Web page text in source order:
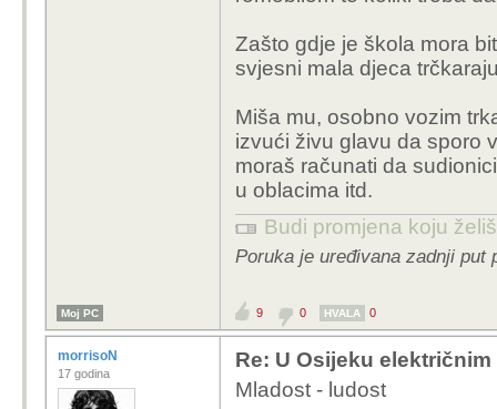
Zašto gdje je škola mora
svjesni mala djeca
Miša mu, osobno vozim
izvući živu glavu da sporo
moraš računati da
u oblacima itd.
Budi promjena koju
Poruka je uređivana zadnji put
Moj PC 9 0 HVALA 0
morrisoN
17 godina
Re: U Osijeku
Mladost - ludost